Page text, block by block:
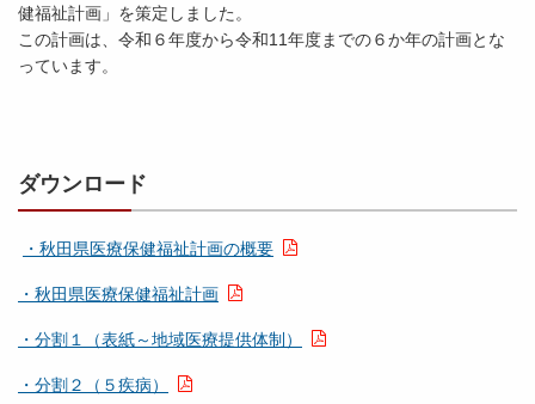
健福祉計画」を策定しました。
この計画は、令和６年度から令和11年度までの６か年の計画とな
っています。
ダウンロード
・秋田県医療保健福祉計画の概要
・秋田県医療保健福祉計画
・分割１（表紙～地域医療提供体制）
・分割２（５疾病）